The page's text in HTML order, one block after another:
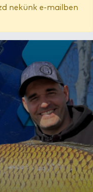
nekünk e-mailben